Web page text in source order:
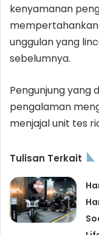
kenyamanan
unggulan yang
sebelumnya.
Pengunjung yang
pengalaman
menjajal unit tes
Tulisan Terkait